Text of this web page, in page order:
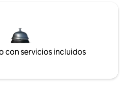
con servicios incluidos